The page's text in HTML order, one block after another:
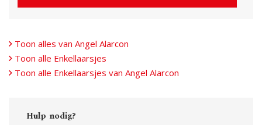
Toon alles van Angel Alarcon
Toon alle Enkellaarsjes
Toon alle Enkellaarsjes van Angel Alarcon
Hulp nodig?